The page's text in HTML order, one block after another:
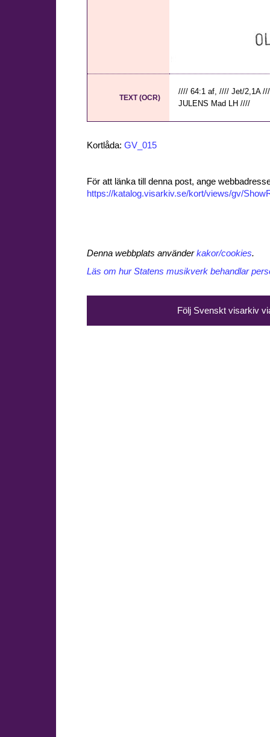
TEXT (OCR)
//// 64:1 af, //// Jet/2,1A
JULENS Mad LH ////
Kortlåda: GV_015
För att länka till denna post, ange
https://katalog.visarkiv.se/kort/views/gv/
Denna webbplats använderkakor/cookies.
Läs om hur Statens musikverk behandlar
Följ Svenskt visarkiv